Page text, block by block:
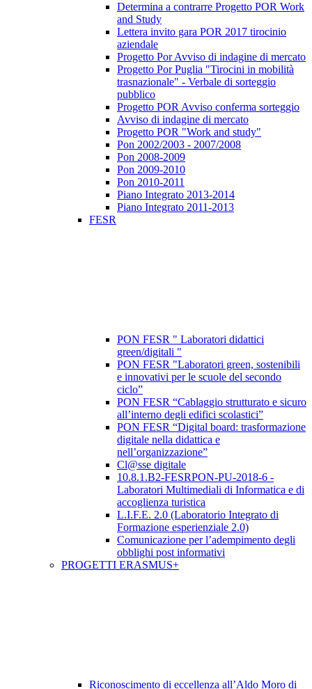
Determina a contrarre Progetto POR Work
and Study
Lettera invito gara POR 2017 tirocinio
aziendale
Progetto Por Avviso di indagine di mercato
Progetto Por Puglia "Tirocini in mobilità
trasnazionale" - Verbale di sorteggio
pubblico
Progetto POR Avviso conferma sorteggio
Avviso di indagine di mercato
Progetto POR "Work and study"
Pon 2002/2003 - 2007/2008
Pon 2008-2009
Pon 2009-2010
Pon 2010-2011
Piano Integrato 2013-2014
Piano Integrato 2011-2013
FESR
PON FESR " Laboratori didattici
green/digitali "
PON FESR "Laboratori green, sostenibili
e innovativi per le scuole del secondo
ciclo”
PON FESR “Cablaggio strutturato e sicuro
all’interno degli edifici scolastici”
PON FESR “Digital board: trasformazione
digitale nella didattica e
nell’organizzazione”
Cl@sse digitale
10.8.1.B2-FESRPON-PU-2018-6 -
Laboratori Multimediali di Informatica e di
accoglienza turistica
L.I.F.E. 2.0 (Laboratorio Integrato di
Formazione esperienziale 2.0)
Comunicazione per l’adempimento degli
obblighi post informativi
PROGETTI ERASMUS+
Riconoscimento di eccellenza all’Aldo Moro di